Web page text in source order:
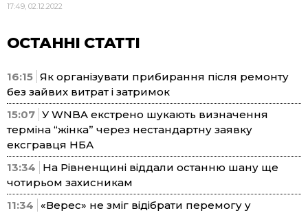
17:49, 02.12.2022
ОСТАННІ СТАТТІ
16:15 Як організувати прибирання після ремонту
без зайвих витрат і затримок
15:07 У WNBA екстрено шукають визначення
терміна “жінка” через нестандартну заявку
ексгравця НБА
13:34
На Рівненщині віддали останню шану ще
чотирьом захисникам
11:34
«Верес» не зміг відібрати перемогу у